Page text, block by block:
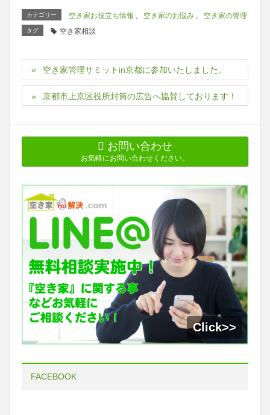
カテゴリー 空き家お役立ち情報 、 空き家のお悩み 、 空き家の管理
タグ 空き家相談
空き家管理サミットin京都に参加いたしました。
京都市上京区役所封筒の広告へ協賛しております！
お問い合わせ
お気軽にお問い合わせください。
FACEBOOK